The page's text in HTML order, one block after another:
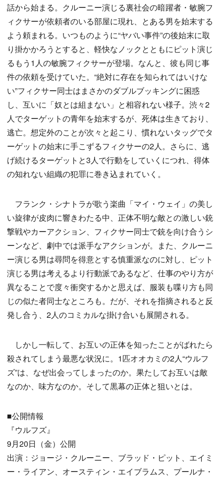
話から始まる。クルーニー演じる裏社会の暗躍者・敏腕フ
ィクサーが依頼者のいる部屋に現れ、とある男を始末する
よう頼まれる。いつものように“ヤバい事件”の後始末に取
り掛かかろうとすると、軽快なノックとともにピット演じ
るもう1人の敏腕フィクサーが登場。なんと、彼も同じ事
件の依頼を受けていた。“絶対に存在を知られてはいけな
い”フィクサー同士はまさかのダブルブッキングに困惑
し、互いに「奴とは組まない」と相容れない様子。渋々2
人でターゲットの青年を始末するが、死体は生きており、
逃亡。想定外のことが次々と起こり、慣れないタッグでタ
ーゲットの始末に手こずるフィクサーの2人。さらに、逃
げ続けるターゲットと3人で行動をしていくにつれ、得体
の知れない組織の犯罪に巻き込まれていく。
フランク・シナトラが歌う楽曲「マイ・ウェイ」の美し
い旋律が皮肉に響きわたる中、正体不明な敵との激しい銃
撃戦やカーアクション、フィクサー同士で銃を向け合うシ
ーンなど、劇中では派手なアクションが。また、クルーニ
ー演じる男は尋問を得意とする慎重派なのに対し、ピット
演じる男は考えるより行動派であるなど、仕事のやり方が
異なることで度々衝突するかと思えば、服装も喋り方も同
じの似た者同士なところも。だが、それを指摘されると反
発し合う、2人のコミカルな掛け合いも展開される。
しかし一転して、お互いの正体を知ったことがばれたら
殺されてしまう最悪な状況に。1匹オオカミの2人“ウルフ
ズ”は、なぜ出会ってしまったのか。果たしてお互いは敵
なのか、味方なのか。そして黒幕の正体と狙いとは。
■公開情報
『ウルフズ』
9月20日（金）公開
出演：ジョージ・クルーニー、ブラッド・ピット、エイミ
ー・ライアン、オースティン・エイブラムス、プールナ・